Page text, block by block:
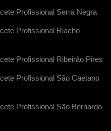
Profissional Serra Negra
Profissional Riacho
Profissional Ribeirão Pires
Profissional São Caetano
Profissional São Bernardo